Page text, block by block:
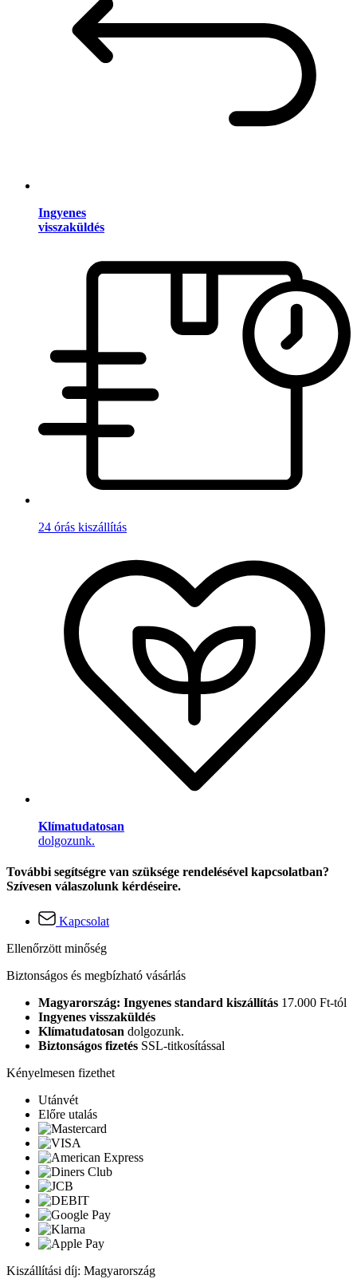
Ingyenes
visszaküldés
24 órás kiszállítás
Klímatudatosan
dolgozunk.
További segítségre van szüksége rendelésével kapcsolatban?
Szívesen válaszolunk kérdéseire.
Kapcsolat
Ellenőrzött minőség
Biztonságos és megbízható vásárlás
Magyarország: Ingyenes standard kiszállítás 17.000 Ft-tól
Ingyenes visszaküldés
Klímatudatosan dolgozunk.
Biztonságos fizetés SSL-titkosítással
Kényelmesen fizethet
Utánvét
Előre utalás
Kiszállítási díj: Magyarország